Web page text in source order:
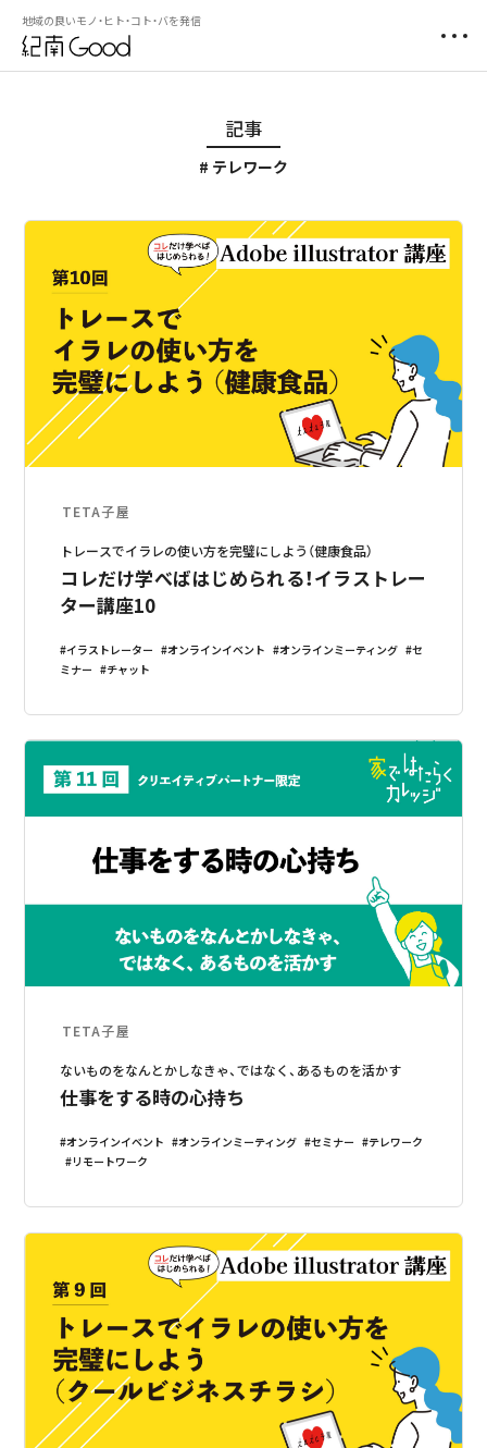
地域の良いモノ・ヒト・コト・バを発信
記事
テレワーク
TETA子屋
トレースでイラレの使い方を完璧にしよう（健康食品）
コレだけ学べばはじめられる！イラストレー
ター講座10
イラストレーター オンラインイベント オンラインミーティング
セ
ミナー
チャット
TETA子屋
ないものをなんとかしなきゃ、ではなく、あるものを活かす
仕事をする時の心持ち
オンラインイベント オンラインミーティング セミナー
テレワーク
リモートワーク